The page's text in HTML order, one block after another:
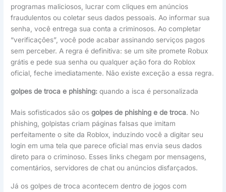
programas maliciosos, lucrar com cliques em anúncios
fraudulentos ou coletar seus dados pessoais. Ao informar sua
senha, você entrega sua conta a criminosos. Ao completar
“verificações”, você pode acabar assinando serviços pagos
sem perceber. A regra é definitiva: se um site promete Robux
grátis e pede sua senha ou qualquer ação fora do Roblox
oficial, feche imediatamente. Não existe exceção a essa regra.
golpes de troca e phishing: quando a isca é personalizada
Mais sofisticados são osgolpes de phishing e de troca. No
phishing, golpistas criam páginas falsas que imitam
perfeitamente o site da Roblox, induzindo você a digitar seu
login em uma tela que parece oficial mas envia seus dados
direto para o criminoso. Esses links chegam por mensagens,
comentários, servidores de chat ou anúncios disfarçados.
Já os golpes de troca acontecem dentro de jogos com